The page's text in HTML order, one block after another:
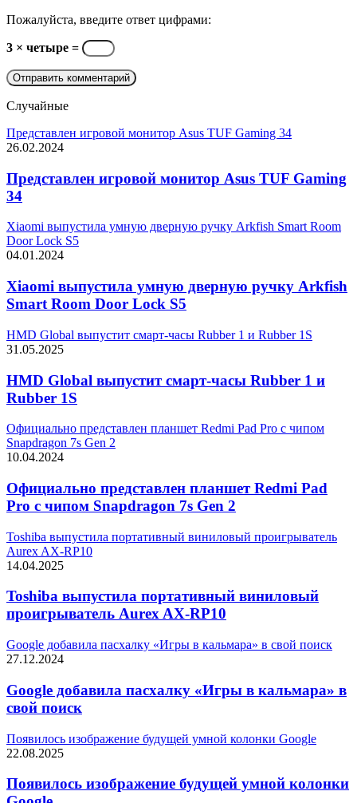
Пожалуйста, введите ответ цифрами:
3 × четыре =
Случайные
Представлен игровой монитор Asus TUF Gaming 34
26.02.2024
Представлен игровой монитор Asus TUF Gaming
34
Xiaomi выпустила умную дверную ручку Arkfish Smart Room
Door Lock S5
04.01.2024
Xiaomi выпустила умную дверную ручку Arkfish
Smart Room Door Lock S5
HMD Global выпустит смарт-часы Rubber 1 и Rubber 1S
31.05.2025
HMD Global выпустит смарт-часы Rubber 1 и
Rubber 1S
Официально представлен планшет Redmi Pad Pro с чипом
Snapdragon 7s Gen 2
10.04.2024
Официально представлен планшет Redmi Pad
Pro с чипом Snapdragon 7s Gen 2
Toshiba выпустила портативный виниловый проигрыватель
Aurex AX-RP10
14.04.2025
Toshiba выпустила портативный виниловый
проигрыватель Aurex AX-RP10
Google добавила пасхалку «Игры в кальмара» в свой поиск
27.12.2024
Google добавила пасхалку «Игры в кальмара» в
свой поиск
Появилось изображение будущей умной колонки Google
22.08.2025
Появилось изображение будущей умной колонки